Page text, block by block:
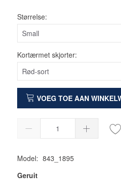
Størrelse:
Kortærmet skjorter:
VOEG TOE AAN
Model: 843_1895
Geruit